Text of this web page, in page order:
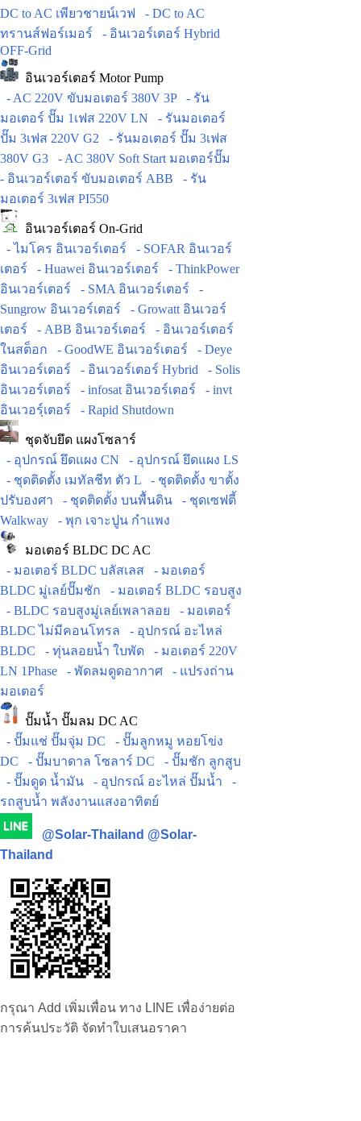
DC to AC เพียวชายน์เวฟ
- DC to AC
ทรานส์ฟอร์เมอร์
- อินเวอร์เตอร์ Hybrid
OFF-Grid
อินเวอร์เตอร์ Motor Pump
- AC 220V ขับมอเตอร์ 380V 3P
- รัน
มอเตอร์ ปั๊ม 1เฟส 220V LN
- รันมอเตอร์
ปั๊ม 3เฟส 220V G2
- รันมอเตอร์ ปั๊ม 3เฟส
380V G3
- AC 380V Soft Start มอเตอร์ปั๊ม
- อินเวอร์เตอร์ ขับมอเตอร์ ABB
- รัน
มอเตอร์ 3เฟส PI550
อินเวอร์เตอร์ On-Grid
- ไมโคร อินเวอร์เตอร์
- SOFAR อินเวอร์
เตอร์
- Huawei อินเวอร์เตอร์
- ThinkPower
อินเวอร์เตอร์
- SMA อินเวอร์เตอร์
-
Sungrow อินเวอร์เตอร์
- Growatt อินเวอร์
เตอร์
- ABB อินเวอร์เตอร์
- อินเวอร์เตอร์
ในสต็อก
- GoodWE อินเวอร์เตอร์
- Deye
อินเวอร์เตอร์
- อินเวอร์เตอร์ Hybrid
- Solis
อินเวอร์เตอร์
- infosat อินเวอร์เตอร์
- invt
อินเวอร์ฺเตอร์
- Rapid Shutdown
ชุดจับยึด แผงโซลาร์
- อุปกรณ์ ยึดแผง CN
- อุปกรณ์ ยึดแผง LS
- ชุดติดตั้ง เมทัลชีท ตัว L
- ชุดติดตั้ง ขาตั้ง
ปรับองศา
- ชุดติดตั้ง บนพื้นดิน
- ชุดเซฟตี้
Walkway
- พุก เจาะปูน กำแพง
มอเตอร์ BLDC DC AC
- มอเตอร์ BLDC บลัสเลส
- มอเตอร์
BLDC มู่เลย์ปั๊มชัก
- มอเตอร์ BLDC รอบสูง
- BLDC รอบสูงมู่เลย์เพลาลอย
- มอเตอร์
BLDC ไม่มีคอนโทรล
- อุปกรณ์ อะไหล่
BLDC
- ทุ่นลอยน้ำ ใบพัด
- มอเตอร์ 220V
LN 1Phase
- พัดลมดูดอากาศ
- แปรงถ่าน
มอเตอร์
ปั๊มน้ำ ปั๊มลม DC AC
- ปั๊มแช่ ปั๊มจุ่ม DC
- ปั๊มลูกหมู หอยโข่ง
DC
- ปั๊มบาดาล โซลาร์ DC
- ปั๊มชัก ลูกสูบ
- ปั๊มดูด น้ำมัน
- อุปกรณ์ อะไหล่ ปั๊มน้ำ
-
รถสูบน้ำ พลังงานแสงอาทิตย์
@Solar-Thailand @Solar-
Thailand
กรุณา Add เพิ่มเพื่อน ทาง LINE เพื่อง่ายต่อ
การค้นประวัติ จัดทำใบเสนอราคา